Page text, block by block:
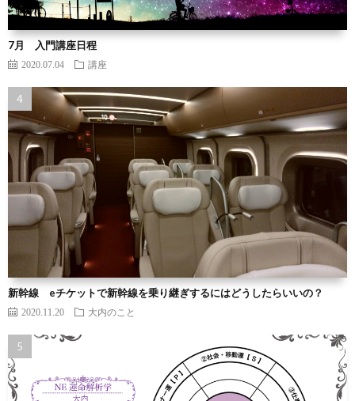
7月 入門講座日程
2020.07.04 講座
新幹線 eチケットで新幹線を乗り継ぎするにはどうしたらいいの？
2020.11.20 大内のこと